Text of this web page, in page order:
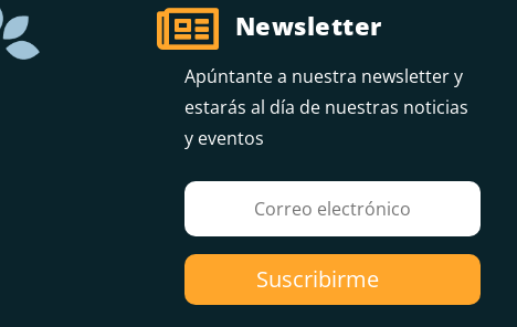
 Newsletter
Apúntante a nuestra newsletter y
estarás al día de nuestras noticias
y eventos
Suscribirme